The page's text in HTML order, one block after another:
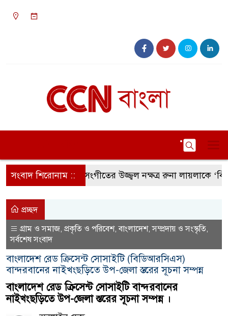
সংবাদ শিরোনাম ::সংগীতের উজ্জ্বল নক্ষত্র রুনা লায়লাকে ‘বিশেষ
প্রচ্ছদ
গ্রাম ও সমাজ, প্রকৃতি ও পরিবেশ,বাংলাদেশ,সম্প্রদায় ও সংস্কৃতি,
সর্বশেষ সংবাদ
বাংলাদেশ রেড ক্রিসেন্ট সোসাইটি (বিডিআরসিএস)
বান্দরবানের নাইখংছড়িতে উপ-জেলা স্তরের সূচনা সম্পন্ন
বাংলাদেশ রেড ক্রিসেন্ট সোসাইটি বান্দরবানের
নাইখংছড়িতে উপ-জেলা স্তরের সূচনা সম্পন্ন ।